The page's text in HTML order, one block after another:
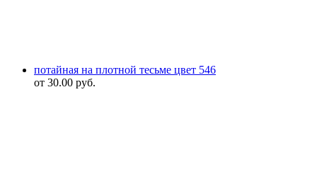
потайная на плотной тесьме цвет 546
от 30.00 руб.